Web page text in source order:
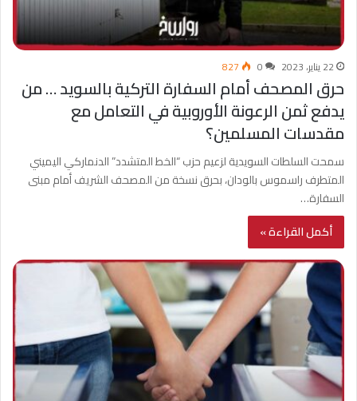
22 يناير، 2023 0
827
حرق المصحف أمام السفارة التركية بالسويد … من
يدفع ثمن الرعونة الأوروبية في التعامل مع
مقدسات المسلمين؟
سمحت السلطات السويدية لزعيم حزب “الخط المتشدد” الدنماركي اليميني
المتطرف راسموس بالودان، بحرق نسخة من المصحف الشريف أمام مبنى
السفارة…
أكمل القراءة »